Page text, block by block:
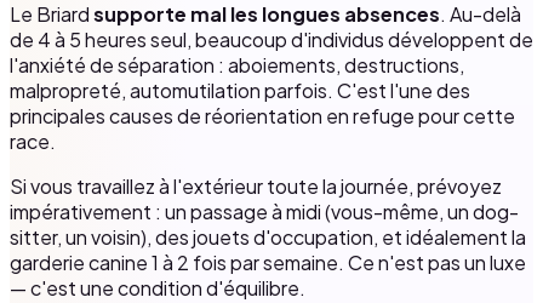
Le Briardsupporte mal les longues absences. Au-delà
de 4 à 5 heures seul, beaucoup d'individus développent de
l'anxiété de séparation : aboiements, destructions,
malpropreté, automutilation parfois. C'est l'une des
principales causes de réorientation en refuge pour cette
race.
Si vous travaillez à l'extérieur toute la journée, prévoyez
impérativement : un passage à midi (vous-même, un dog-
sitter, un voisin), des jouets d'occupation, et idéalement la
garderie canine 1 à 2 fois par semaine. Ce n'est pas un luxe
— c'est une condition d'équilibre.